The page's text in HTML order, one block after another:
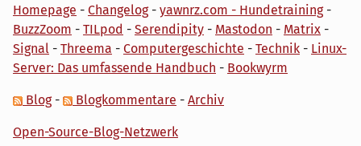
Homepage - Changelog- yawnrz.com - Hundetraining-
BuzzZoom - TILpod - Serendipity - Mastodon - Matrix -
Signal - Threema - Computergeschichte - Technik - Linux-
Server: Das umfassende Handbuch - Bookwyrm
Blog- Blogkommentare - Archiv
Open-Source-Blog-Netzwerk